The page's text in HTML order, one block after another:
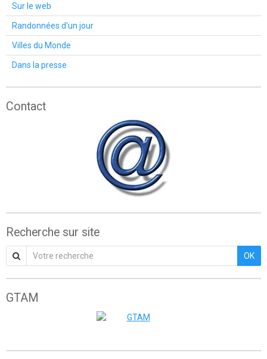
Sur le web
Randonnées d'un jour
Villes du Monde
Dans la presse
Contact
Recherche sur site
OK
GTAM